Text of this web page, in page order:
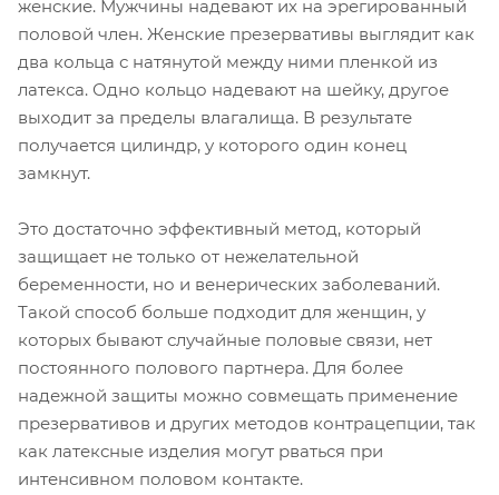
женские. Мужчины надевают их на эрегированный
половой член. Женские презервативы выглядит как
два кольца с натянутой между ними пленкой из
латекса. Одно кольцо надевают на шейку, другое
выходит за пределы влагалища. В результате
получается цилиндр, у которого один конец
замкнут.
Это достаточно эффективный метод, который
защищает не только от нежелательной
беременности, но и венерических заболеваний.
Такой способ больше подходит для женщин, у
которых бывают случайные половые связи, нет
постоянного полового партнера. Для более
надежной защиты можно совмещать применение
презервативов и других методов контрацепции, так
как латексные изделия могут рваться при
интенсивном половом контакте.